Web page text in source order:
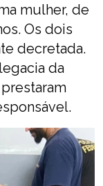
mulher, de
Os dois
decretada.
da